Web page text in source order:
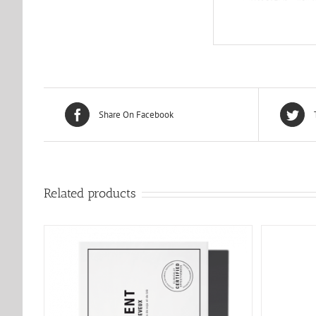
Share On Facebook
Related products